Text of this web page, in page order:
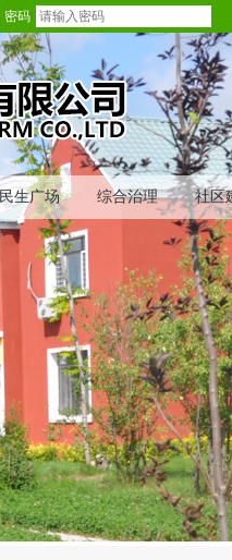
密码
民生广场 综合治理 社区